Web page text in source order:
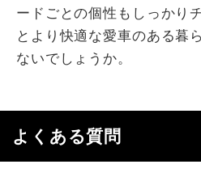
ードごとの個性もしっかり
とより快適な愛車のある暮
ないでしょうか。
よくある質問